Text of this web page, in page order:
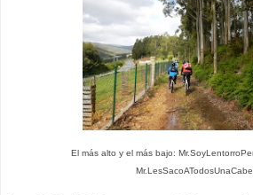
El más alto y el más bajo: